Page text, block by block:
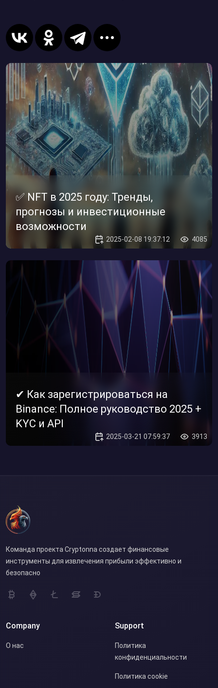
✅ NFT в 2025 году: Тренды,
прогнозы и инвестиционные
возможности
2025-02-08 19:37:12 4085
✔ Как зарегистрироваться на
Binance: Полное руководство 2025 +
KYC и API
2025-03-21 07:59:37 3913
Команда проекта Cryptonna создает финансовые
инструменты для извлечения прибыли эффективно и
безопасно
Company
О нас
Support
Политика
конфиденциальности
Политика cookie